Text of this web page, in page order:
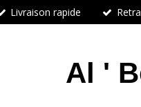
Livraison rapide
Al '